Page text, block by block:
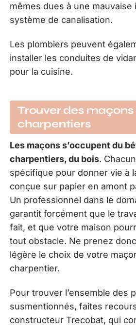
mêmes dues à une mauvaise
système de canalisation.
Les plombiers peuvent
installer les conduites de
pour la cuisine.
Trouver des maçons
charpentiers
Les maçons s’occupent du
charpentiers, du bois.
spécifique pour donner vie à
conçue sur papier en amont
Un professionnel dans le
garantit forcément que le
fait, et que votre maison
tout obstacle. Ne prenez
légère le choix de votre
charpentier.
Pour trouver l’ensemble des
susmentionnés, faites
constructeur Trecobat, qui